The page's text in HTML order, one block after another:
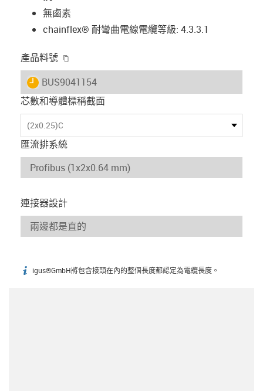
無鹵素
chainflex® 耐彎曲電線電纜等級: 4.3.3.1
產品料號
igus-icon-lieferzeit
BUS9041154
芯數和導體標稱截面
(2x0.25)C
匯流排系統
連接器設計
igus-icon-info
igus®GmbH將包含接頭在內的整個長度都認定為電纜長度。